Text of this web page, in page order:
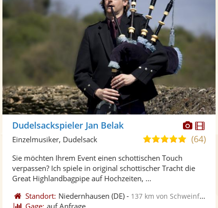
Dudelsackspieler Jan Belak
4,9
5
(64)
Einzelmusiker, Dudelsack
Sie möchten Ihrem Event einen schottischen Touch
verpassen? Ich spiele in original schottischer Tracht die
Great Highlandbagpipe auf Hochzeiten, ...
Standort: Niedernhausen (DE) - 137 km von Schweinfurt
Gage: auf Anfrage